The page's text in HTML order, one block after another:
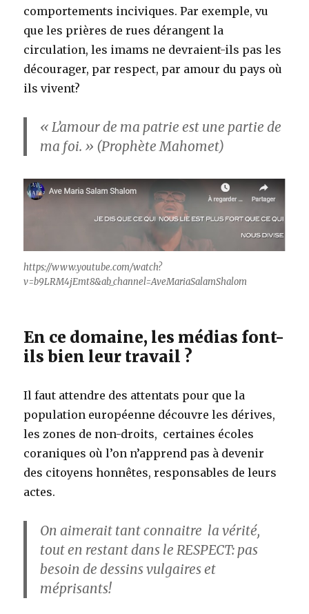
comportements inciviques. Par exemple, vu
que les prières de rues dérangent la
circulation, les imams ne devraient-ils pas les
décourager, par respect, par amour du pays où
ils vivent?
« L’amour de ma patrie est une partie de
ma foi. » (Prophète Mahomet)
https://www.youtube.com/watch?
v=b9LRM4jEmt8&ab_channel=AveMariaSalamShalom
En ce domaine, les médias font-
ils bien leur travail ?
Il faut attendre des attentats pour que la
population européenne découvre les dérives,
les zones de non-droits, certaines écoles
coraniques où l’on n’apprend pas à devenir
des citoyens honnêtes, responsables de leurs
actes.
On aimerait tant connaitre la vérité,
tout en restant dans le RESPECT: pas
besoin de dessins vulgaires et
méprisants!